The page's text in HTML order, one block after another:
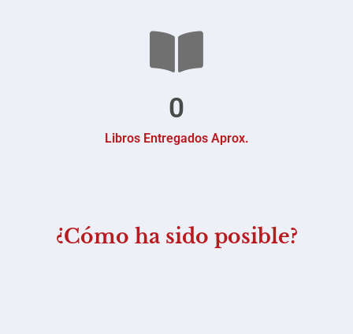
0
Libros Entregados Aprox.
¿Cómo ha sido posible?